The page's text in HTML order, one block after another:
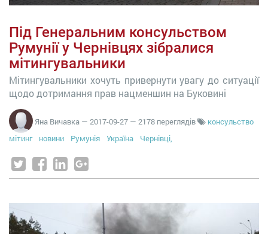
Під Генеральним консульством
Румунії у Чернівцях зібралися
мітингувальники
Мітингувальники хочуть привернути увагу до ситуації
щодо дотримання прав нацменшин на Буковині
Яна Вичавка — 2017-09-27 — 2178 переглядів
консульство
мітинг
новини Румунія Україна Чернівці,